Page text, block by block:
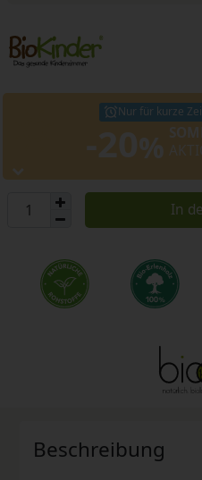
Nur für kurze
In
Beschreibung